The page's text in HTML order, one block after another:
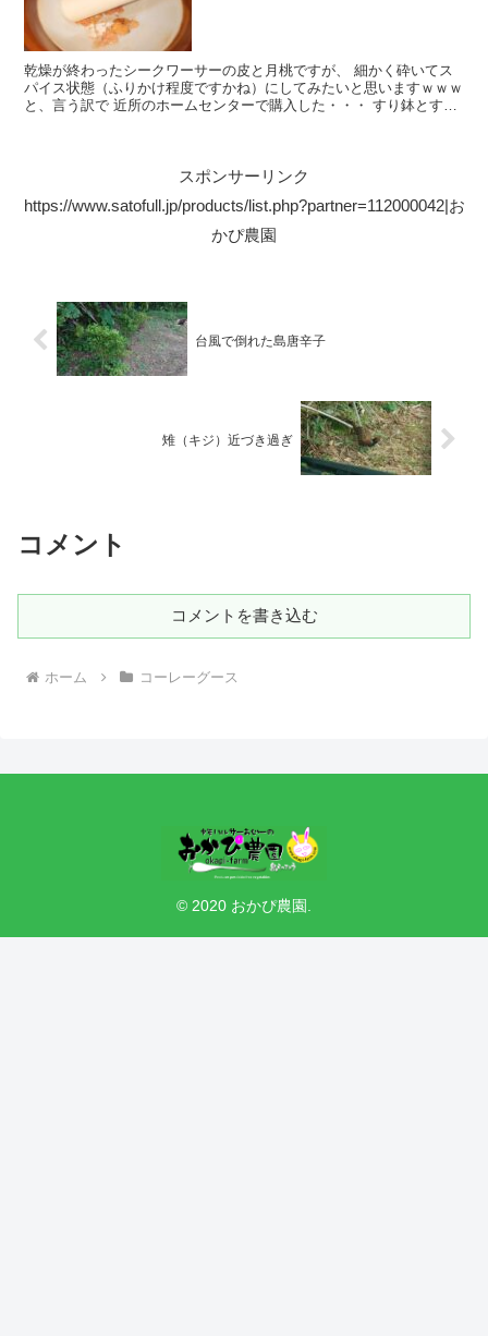
乾燥が終わったシークワーサーの皮と月桃ですが、 細かく砕いてス
パイス状態（ふりかけ程度ですかね）にしてみたいと思いますｗｗｗ
と、言う訳で 近所のホームセンターで購入した・・・ すり鉢とすり
スポンサーリンク
https://www.satofull.jp/products/list.php?partner=112000042|お
かぴ農園
台風で倒れた島唐辛子
雉（キジ）近づき過ぎ
コメント
コメントを書き込む
ホーム コーレーグース
© 2020 おかぴ農園.